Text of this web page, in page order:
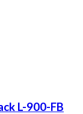
L-900-FB